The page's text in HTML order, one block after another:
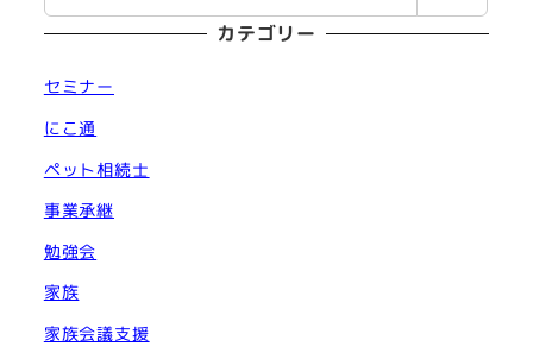
索
カテゴリー
セミナー
にこ通
ペット相続士
事業承継
勉強会
家族
家族会議支援